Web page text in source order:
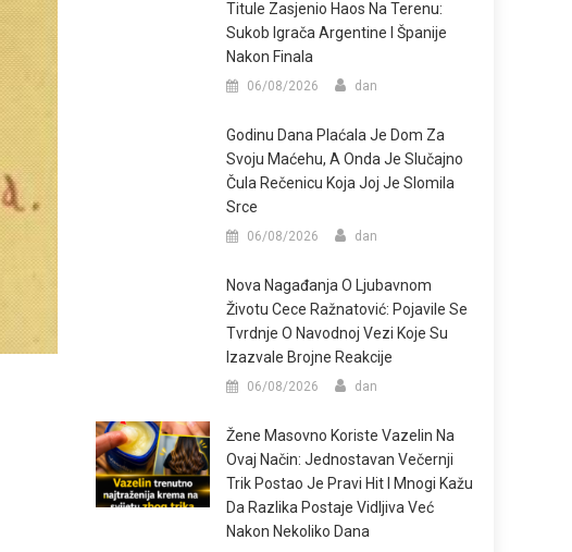
Titule Zasjenio Haos Na Terenu:
Sukob Igrača Argentine I Španije
Nakon Finala
06/08/2026 dan
Godinu Dana Plaćala Je Dom Za
Svoju Maćehu, A Onda Je Slučajno
Čula Rečenicu Koja Joj Je Slomila
Srce
06/08/2026 dan
Nova Nagađanja O Ljubavnom
Životu Cece Ražnatović: Pojavile Se
Tvrdnje O Navodnoj Vezi Koje Su
Izazvale Brojne Reakcije
06/08/2026 dan
Žene Masovno Koriste Vazelin Na
Ovaj Način: Jednostavan Večernji
Trik Postao Je Pravi Hit I Mnogi Kažu
Da Razlika Postaje Vidljiva Već
Nakon Nekoliko Dana